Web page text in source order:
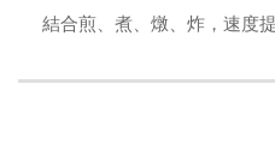
結合煎、煮、燉、炸，速度